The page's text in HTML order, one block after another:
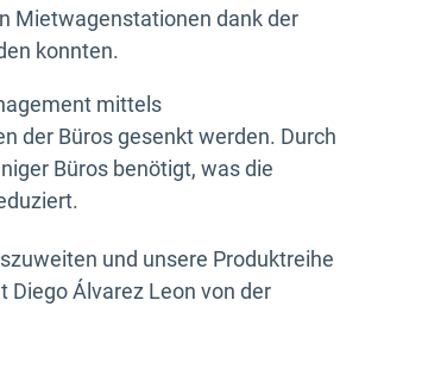
Mietwagenstationen dank der
konnten.
mittels
der Büros gesenkt werden. Durch
Büros benötigt, was die
und unsere Produktreihe
Diego Álvarez Leon von der